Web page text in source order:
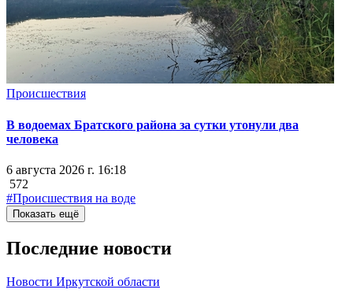
Происшествия
В водоемах Братского района за сутки утонули два
человека
6 августа 2026 г. 16:18
572
#Происшествия на воде
Показать ещё
Последние новости
Новости Иркутской области